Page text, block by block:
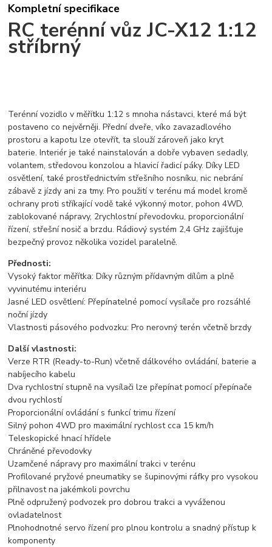
Kompletní specifikace
RC terénní vůz JC-X12 1:12
stříbrný
Terénní vozidlo v měřítku 1:12 s mnoha nástavci, které má být
postaveno co nejvěrněji. Přední dveře, víko zavazadlového
prostoru a kapotu lze otevřít, ta slouží zároveň jako kryt
baterie. Interiér je také nainstalován a dobře vybaven sedadly,
volantem, středovou konzolou a hlavicí řadicí páky. Díky LED
osvětlení, také prostřednictvím střešního nosníku, nic nebrání
zábavě z jízdy ani za tmy. Pro použití v terénu má model kromě
ochrany proti stříkající vodě také výkonný motor, pohon 4WD,
zablokované nápravy, 2rychlostní převodovku, proporcionální
řízení, střešní nosič a brzdu. Rádiový systém 2,4 GHz zajišťuje
bezpečný provoz několika vozidel paralelně.
Přednosti:
Vysoký faktor měřítka: Díky různým přídavným dílům a plně
vyvinutému interiéru
Jasné LED osvětlení: Přepínatelné pomocí vysílače pro rozsáhlé
noční jízdy
Vlastnosti pásového podvozku: Pro nerovný terén včetně brzdy
Další vlastnosti:
Verze RTR (Ready-to-Run) včetně dálkového ovládání, baterie a
nabíjecího kabelu
Dva rychlostní stupně na vysílači lze přepínat pomocí přepínače
dvou rychlostí
Proporcionální ovládání s funkcí trimu řízení
Silný pohon 4WD pro maximální rychlost cca 15 km/h
Teleskopické hnací hřídele
Chráněné převodovky
Uzamčené nápravy pro maximální trakci v terénu
Profilované pryžové pneumatiky se šupinovými ráfky pro vysokou
přilnavost na jakémkoli povrchu
Plně odpružený podvozek pro dobrou trakci a vyváženou
ovladatelnost
Plnohodnotné servo řízení pro plnou kontrolu a snadný přístup k
komponenty